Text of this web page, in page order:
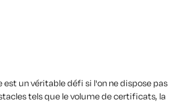
un véritable défi si l'on ne dispose pas
tels que le volume de certificats, la